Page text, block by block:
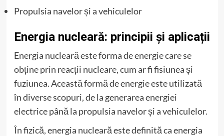
Propulsia navelor și a vehiculelor
Energia nucleară: principii și aplicații
Energia nucleară este forma de energie care se
obține prin reacții nucleare, cum ar fi fisiunea și
fuziunea. Această formă de energie este utilizată
în diverse scopuri, de la generarea energiei
electrice până la propulsia navelor și a vehiculelor.
În fizică, energia nucleară este definită ca energia